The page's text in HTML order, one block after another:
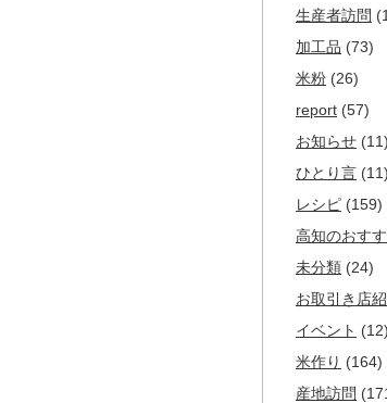
生産者訪問
加工品 (73)
米粉 (26)
report (57)
お知らせ (11)
ひとり言 (11)
レシピ (159)
高知のおす
未分類 (24)
お取引き店
イベント (12)
米作り (164)
産地訪問